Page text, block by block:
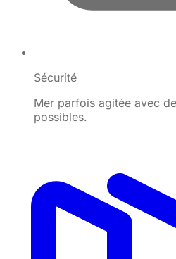
Sécurité
Mer parfois agitée avec
possibles.